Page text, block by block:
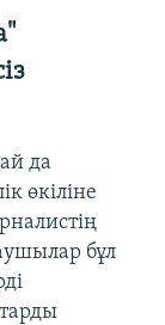
да
өкіліне
бұл